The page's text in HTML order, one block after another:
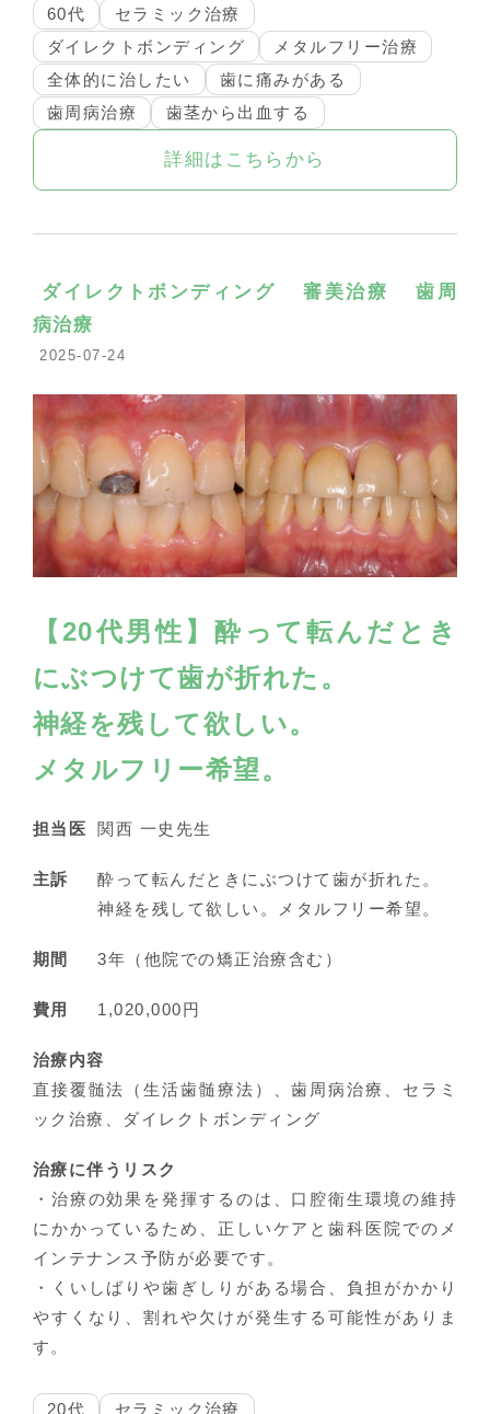
60代
セラミック治療
ダイレクトボンディング
メタルフリー治療
全体的に治したい
歯に痛みがある
歯周病治療
歯茎から出血する
詳細はこちらから
ダイレクトボンディング 審美治療
歯周
病治療
2025-07-24
【20代男性】酔って転んだとき
にぶつけて歯が折れた。
神経を残して欲しい。
メタルフリー希望。
担当医 関西 一史先生
主訴
酔って転んだときにぶつけて歯が折れた。
神経を残して欲しい。メタルフリー希望。
期間 3年（他院での矯正治療含む）
費用 1,020,000円
治療内容
直接覆髄法（生活歯髄療法）、歯周病治療、セラミ
ック治療、ダイレクトボンディング
治療に伴うリスク
・治療の効果を発揮するのは、口腔衛生環境の維持
にかかっているため、正しいケアと歯科医院でのメ
インテナンス予防が必要です。
・くいしばりや歯ぎしりがある場合、負担がかかり
やすくなり、割れや欠けが発生する可能性がありま
す。
20代 セラミック治療